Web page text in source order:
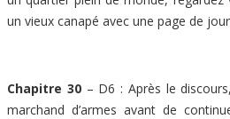
un vieux canapé avec une page de
Chapitre 30– D6 : Après le
marchand d’armes avant de